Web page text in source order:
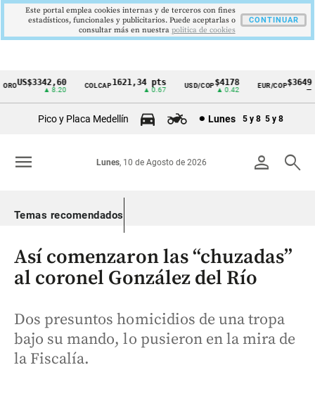
Cintillo
Colombia
US$3342,60
▲ 8.20
COLCAP 1621,34 pts
▲ 0.67
USD/COP$4178
▲ 0.42
EUR/COP$3649
Pico y Placa Medellín Lunes 5 y 8 5 y 8
person search
Lunes, 10 de Agosto de 2026
menu
Temas recomendados
Así comenzaron las “chuzadas”
al coronel González del Río
Dos presuntos homicidios de una tropa
bajo su mando, lo pusieron en la mira de
la Fiscalía.
Este portal emplea cookies internas y de terceros con fines
estadísticos, funcionales y publicitarios. Puede aceptarlas o
consultar más en nuestra politica de cookies
CONTINUAR